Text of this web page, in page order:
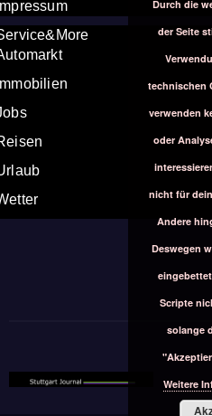
Durch die
der Seite
technischen
verwenden
oder
nicht für
Andere
Deswegen
Scripte
solange
Weitere